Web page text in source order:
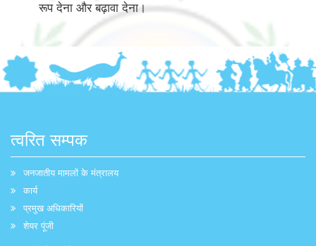
रूप देना और बढ़ावा देना।
त्वरित सम्पक
जनजातीय मामलों के मंत्रालय
कार्य
प्रमुख अधिकारियों
शेयर पूंजी